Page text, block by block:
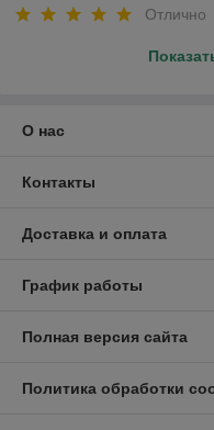
Отлично
О нас
Контакты
Доставка и оплата
График работы
Полная версия сайта
Политика обработки